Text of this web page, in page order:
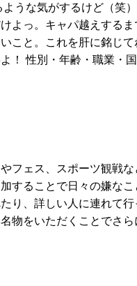
うな気がするけど（笑
よっ。キャパ越えする
こと。これを肝に銘じ
！ 性別・年齢・職業・
フェス、スポーツ観戦
することで日々の嫌な
り、詳しい人に連れて
物をいただくことでさ